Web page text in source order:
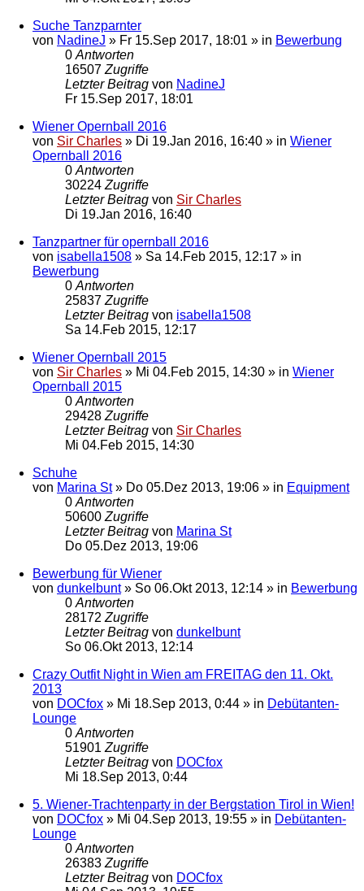
Suche Tanzparnter
von NadineJ » Fr 15.Sep 2017, 18:01 » in Bewerbung
0 Antworten
16507 Zugriffe
Letzter Beitrag von NadineJ
Fr 15.Sep 2017, 18:01
Wiener Opernball 2016
von Sir Charles » Di 19.Jan 2016, 16:40 » in Wiener
Opernball 2016
0 Antworten
30224 Zugriffe
Letzter Beitrag von Sir Charles
Di 19.Jan 2016, 16:40
Tanzpartner für opernball 2016
von isabella1508 » Sa 14.Feb 2015, 12:17 » in
Bewerbung
0 Antworten
25837 Zugriffe
Letzter Beitrag von isabella1508
Sa 14.Feb 2015, 12:17
Wiener Opernball 2015
von Sir Charles » Mi 04.Feb 2015, 14:30 » in Wiener
Opernball 2015
0 Antworten
29428 Zugriffe
Letzter Beitrag von Sir Charles
Mi 04.Feb 2015, 14:30
Schuhe
von Marina St» Do 05.Dez 2013, 19:06 » in Equipment
0 Antworten
50600 Zugriffe
Letzter Beitrag von Marina St
Do 05.Dez 2013, 19:06
Bewerbung für Wiener
von dunkelbunt» So 06.Okt 2013, 12:14 » in Bewerbung
0 Antworten
28172 Zugriffe
Letzter Beitrag von dunkelbunt
So 06.Okt 2013, 12:14
Crazy Outfit Night in Wien am FREITAG den 11. Okt.
2013
von DOCfox » Mi 18.Sep 2013, 0:44 » in Debütanten-
Lounge
0 Antworten
51901 Zugriffe
Letzter Beitrag von DOCfox
Mi 18.Sep 2013, 0:44
5. Wiener-Trachtenparty in der Bergstation Tirol in Wien!
von DOCfox » Mi 04.Sep 2013, 19:55 » in Debütanten-
Lounge
0 Antworten
26383 Zugriffe
Letzter Beitrag von DOCfox